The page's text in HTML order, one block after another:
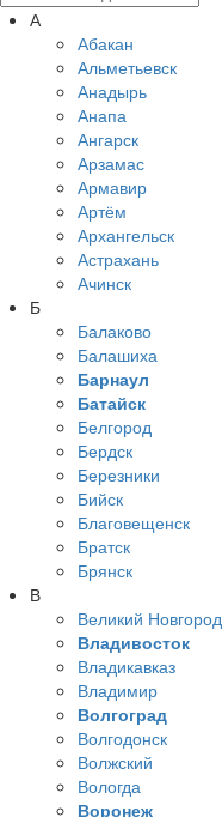
А
Абакан
Альметьевск
Анадырь
Анапа
Ангарск
Арзамас
Армавир
Артём
Архангельск
Астрахань
Ачинск
Б
Балаково
Балашиха
Барнаул
Батайск
Белгород
Бердск
Березники
Бийск
Благовещенск
Братск
Брянск
В
Великий Новгород
Владивосток
Владикавказ
Владимир
Волгоград
Волгодонск
Волжский
Вологда
Воронеж